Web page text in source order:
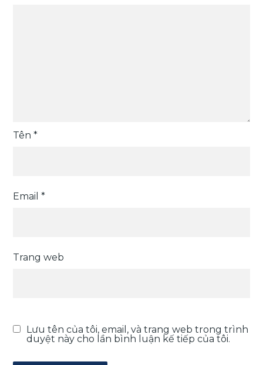
Tên*
Email*
Trang web
Lưu tên của tôi, email, và trang web trong trình
duyệt này cho lần bình luận kế tiếp của tôi.